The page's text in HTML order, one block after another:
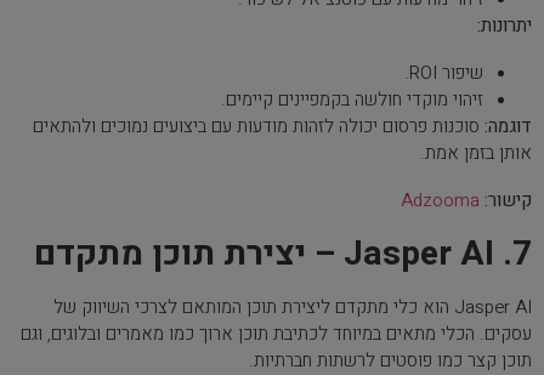
יתרונות:
שיפור ROI.
זיהוי מוקדי חולשה בקמפיינים קיימים.
דוגמה: סוכנות פרסום יכולה לזהות מודעות עם ביצועים נמוכים ולהתאים
אותן בזמן אמת.
קישור: Adzooma
7. Jasper AI – יצירת תוכן מתקדם
Jasper AI הוא כלי מתקדם ליצירת תוכן המותאם לצרכי השיווק של
עסקים. הכלי מתאים במיוחד לכתיבת תוכן ארוך כמו מאמרים ובלוגים, וגם
תוכן קצר כמו פוסטים לרשתות חברתיות.